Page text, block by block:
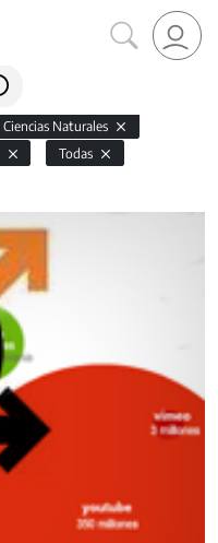
Ciencias Naturales
Todas